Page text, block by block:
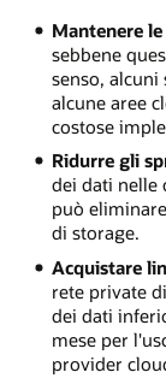
Mantenere
sebbene
senso,
alcune aree
costose
Ridurre gli
dei dati nelle
può
di storage.
Acquistare
rete private
dei dati
mese per
provider